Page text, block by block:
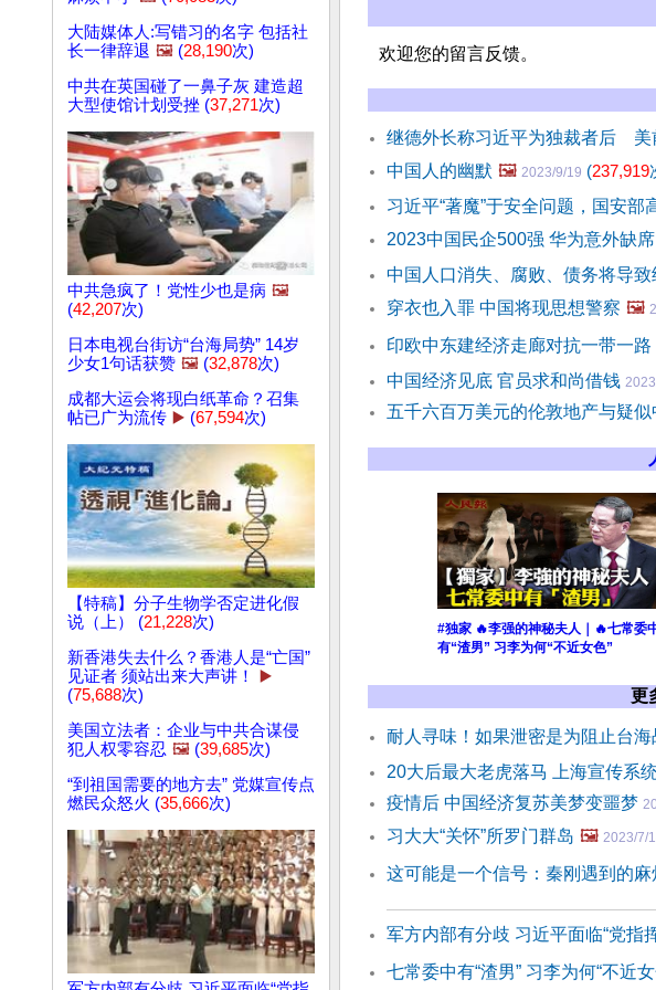
大陆媒体人:写错习的名字 包括社
长一律辞退 🖼️ (28,190次)
中共在英国碰了一鼻子灰 建造超
大型使馆计划受挫 (37,271次)
中共急疯了！党性少也是病 🖼️
(42,207次)
日本电视台街访“台海局势” 14岁
少女1句话获赞 🖼️ (32,878次)
成都大运会将现白纸革命？召集
帖已广为流传 ▶️ (67,594次)
【特稿】分子生物学否定进化假
说（上） (21,228次)
新香港失去什么？香港人是“亡国”
见证者 须站出来大声讲！
▶️
(75,688次)
美国立法者：企业与中共合谋侵
犯人权零容忍 🖼️ (39,685次)
“到祖国需要的地方去” 党媒宣传点
燃民众怒火 (35,666次)
欢迎您的留言反馈。
继德外长称习近平为独裁者后 美
中国人的幽默 🖼️ 2023/9/19 (237,919
习近平“著魔”于安全问题，国安部
2023中国民企500强 华为意外缺席
中国人口消失、腐败、债务将导致
穿衣也入罪 中国将现思想警察 🖼️
印欧中东建经济走廊对抗一带一路
中国经济见底 官员求和尚借钱
五千六百万美元的伦敦地产与疑
#独家 🔥李强的神秘夫人｜🔥七常委
有“渣男” 习李为何“不近女色”
更
耐人寻味！如果泄密是为阻止台海
20大后最大老虎落马 上海宣传系
疫情后 中国经济复苏美梦变噩梦
习大大“关怀”所罗门群岛 🖼️ 2023/7/
这可能是一个信号：秦刚遇到的麻
军方内部有分歧 习近平面临“党指
七常委中有“渣男” 习李为何“不近女